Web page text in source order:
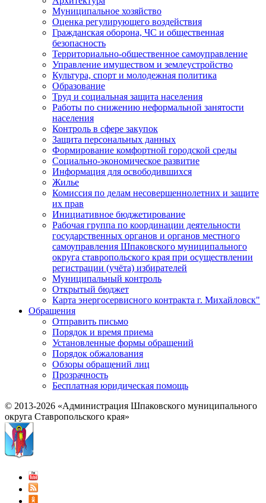
Муниципальное хозяйство
Оценка регулирующего воздействия
Гражданская оборона, ЧС и общественная
безопасность
Территориально-общественное самоуправление
Управление имуществом и землеустройство
Культура, спорт и молодежная политика
Образование
Труд и социальная защита населения
Работы по снижению неформальной занятости
населения
Контроль в сфере закупок
Защита персональных данных
Формирование комфортной городской среды
Социально-экономическое развитие
Информация для освободившихся
Жилье
Комиссия по делам несовершеннолетних и защите
их прав
Инициативное бюджетирование
Рабочая группа по координации деятельности
государственных органов и органов местного
самоуправления Шпаковского муниципального
округа ставропольского края при осуществлении
регистрации (учёта) избирателей
Муниципальный контроль
Открытый бюджет
Карта энергосервисного контракта г. Михайловск"
Обращения
Отправить письмо
Порядок и время приема
Установленные формы обращений
Порядок обжалования
Обзоры обращений лиц
Прозрачность
Бесплатная юридическая помощь
© 2013-2026 «Администрация Шпаковского муниципального
округа Ставропольского края»